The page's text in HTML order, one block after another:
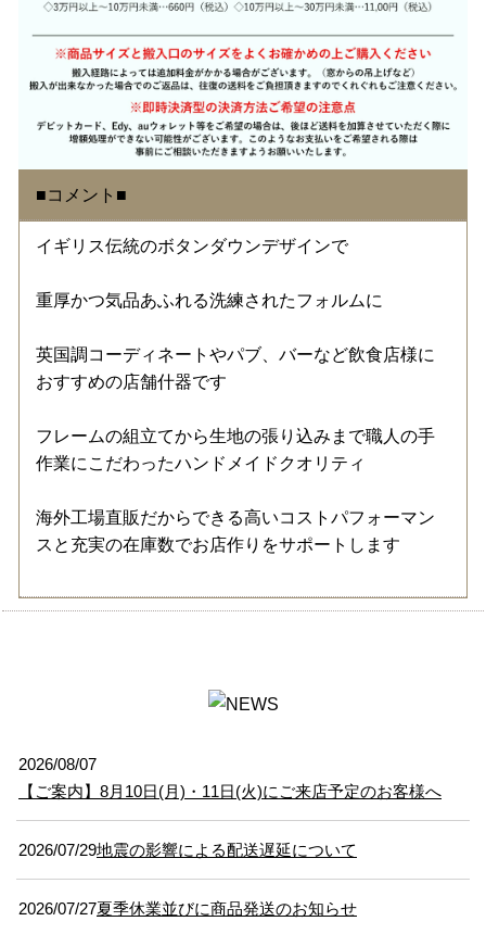
■コメント■
イギリス伝統のボタンダウンデザインで
重厚かつ気品あふれる洗練されたフォルムに
英国調コーディネートやパブ、バーなど飲食店様に
おすすめの店舗什器です
フレームの組立てから生地の張り込みまで職人の手
作業にこだわったハンドメイドクオリティ
海外工場直販だからできる高いコストパフォーマン
スと充実の在庫数でお店作りをサポートします
2026/08/07
【ご案内】8月10日(月)・11日(火)にご来店予定のお客様へ
2026/07/29地震の影響による配送遅延について
2026/07/27夏季休業並びに商品発送のお知らせ